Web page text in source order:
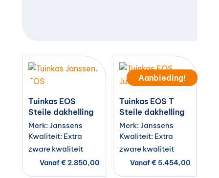
Tuinkas EOS
Steile dakhelling
Merk: Janssens
Kwaliteit: Extra
zware kwaliteit
Vanaf€2.850,00
Aanbieding!
Tuinkas EOS T
Steile dakhelling
Merk: Janssens
Kwaliteit: Extra
zware kwaliteit
Vanaf€ 5.454,00